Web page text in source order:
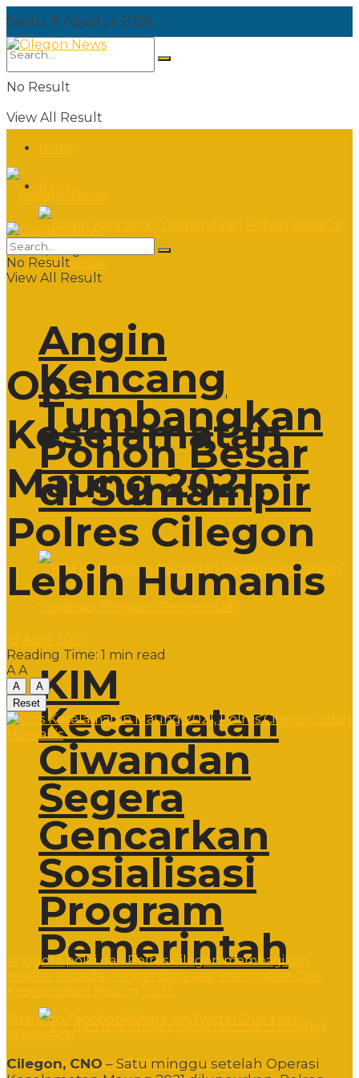
Sabtu, 8 Agustus 2026
No Result
View All Result
Angin
Kencang
Tumbangkan
Pohon Besar
di Sumampir
KIM
Kecamatan
Ciwandan
Segera
Gencarkan
Sosialisasi
Program
Pemerintah
Sabtu, 8 Agustus 2026
No Result
View All Result
Ops
Keselamatan
Maung 2021,
Polres Cilegon
Lebih Humanis
Reading Time: 1 min read
A A
A
A
Reset
Anggota polisi dari Polres Cilegon membagikan
Share on Facebook
Cilegon, CNO – Satu minggu setelah Operasi